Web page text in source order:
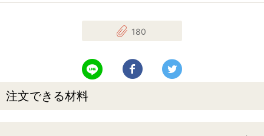
180
LINEで送る Facebookでシェアする
注文できる材料